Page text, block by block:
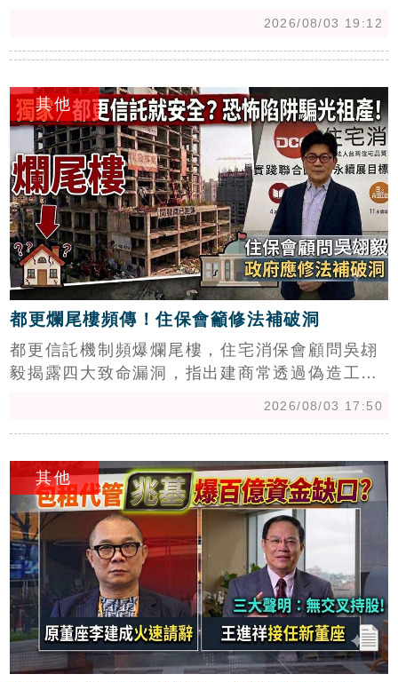
屋完工潮的影響。專家指出，扣除交屋潮虛胖因
有限。受央行信用管制及房價所得比影響，市場
回歸自用與長期置產基本面。儘管月增率與年增
率雙雙轉正，但房市整體格局未變，仍維持盤整
態勢，後續政策走向與股市波動將成為房市發展
的重要關鍵指標。
2026/08/03 19:12
其他
都更爛尾樓頻傳！住保會籲修法補破洞
都更信託機制頻爆爛尾樓，住宅消保會顧問吳翃
毅揭露四大致命漏洞，指出建商常透過偽造工程
地主應要求土地與資金百分之百全額信託，並拒
絕允許建商隨意抵押的條款，同時推派公正第三
方擔任信託監察人，嚴格監督撥款進度。此外，
政府應強制落實定型化契約與續建機制，若建商
違約，續建權與建物應歸地主所有，避免地主血
本無歸。吳翃毅更直言，主管機關因利益糾葛不
願修法，呼籲立法院應積極介入，強制完善都更
法規，捍衛國民財產安全，別讓都更美意成為建
商詐騙的工具。
2026/08/03 17:50
其他